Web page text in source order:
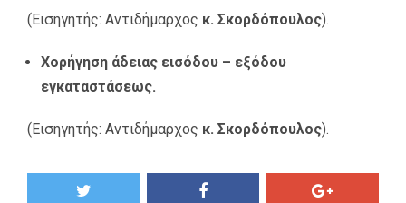
(Εισηγητής: Αντιδήμαρχος κ. Σκορδόπουλος).
Χορήγηση άδειας εισόδου – εξόδου
εγκαταστάσεως.
(Εισηγητής: Αντιδήμαρχος κ. Σκορδόπουλος).